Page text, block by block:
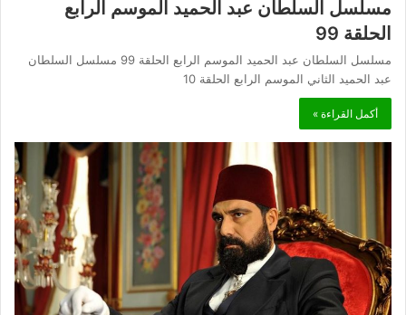
مسلسل السلطان عبد الحميد الموسم الرابع
الحلقة 99
مسلسل السلطان عبد الحميد الموسم الرابع الحلقة 99 مسلسل السلطان
عبد الحميد الثاني الموسم الرابع الحلقة 10
أكمل القراءة »